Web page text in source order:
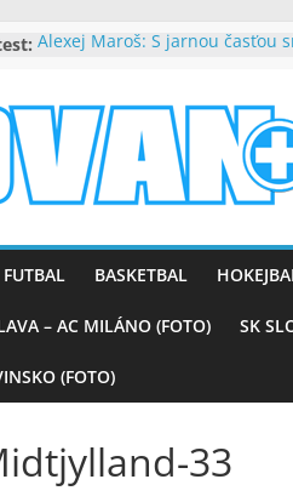
Alexej Maroš: S jarnou časťou
byť dôležitou súčasťou
úspechu
Peter Dubovský, v belasých
srdciach večne živý (VIDEO)
Mladí slovanisti získali prvenstvo
Nezabudnuteľné víťazstvo nad
Barcelonou (VIDEO)
FUTBAL BASKETBAL
– AC MILÁNO (FOTO) SK
(FOTO)
33